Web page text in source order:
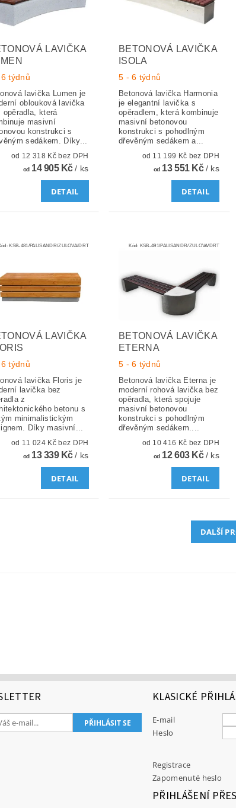
LAVIČKA
týdnů
lavička Lumen je
oblouková lavička
opěradla, která
masivní
konstrukci s
sedákem. Díky...
od 12 318 Kč bez DPH
od14 905 Kč/ ks
DETAIL
BETONOVÁ LAVIČKA
ISOLA
5 - 6 týdnů
Betonová lavička Harmonia
je elegantní lavička s
opěradlem, která kombinuje
masivní betonovou
konstrukci s pohodlným
dřevěným sedákem a...
od 11 199 Kč bez DPH
od13 551 Kč/ ks
DETAIL
KSB-481/PALISANDR/ZULOVA/DRT
LAVIČKA
týdnů
lavička Floris je
lavička bez
z
betonu s
minimalistickým
Díky masivní...
od 11 024 Kč bez DPH
od13 339 Kč/ ks
DETAIL
Kód: KSB-491/PALISANDR/ZULOVA/DRT
BETONOVÁ LAVIČKA
ETERNA
5 - 6 týdnů
Betonová lavička Eterna je
moderní rohová lavička bez
opěradla, která spojuje
masivní betonovou
konstrukci s pohodlným
dřevěným sedákem....
od 10 416 Kč bez DPH
od12 603 Kč/ ks
DETAIL
DALŠÍ
KLASICKÉ
E-mail
Heslo
Registrace
Zapomenuté heslo
PŘIHLÁŠENÍ